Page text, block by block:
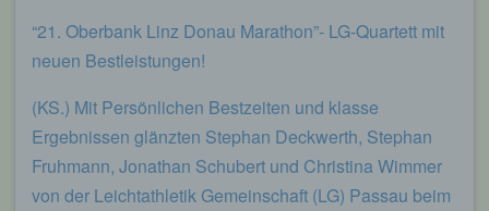
“21. Oberbank Linz Donau Marathon”- LG-Quartett mit
neuen Bestleistungen!
(KS.) Mit Persönlichen Bestzeiten und klasse
Ergebnissen glänzten Stephan Deckwerth, Stephan
Fruhmann, Jonathan Schubert und Christina Wimmer
von der Leichtathletik Gemeinschaft (LG) Passau beim
und Angebote auf unserer Internetseite im Sinne
ermöglichen uns, wie bereits erwähnt, die
Zweck dieser Wiedererkennung ist es, den
Nutzern die Verwendung unserer Internetseite zu
erleichtern. Der Benutzer einer Internetseite, die
Cookies verwendet, muss beispielsweise nicht bei
jedem Besuch der Internetseite erneut seine